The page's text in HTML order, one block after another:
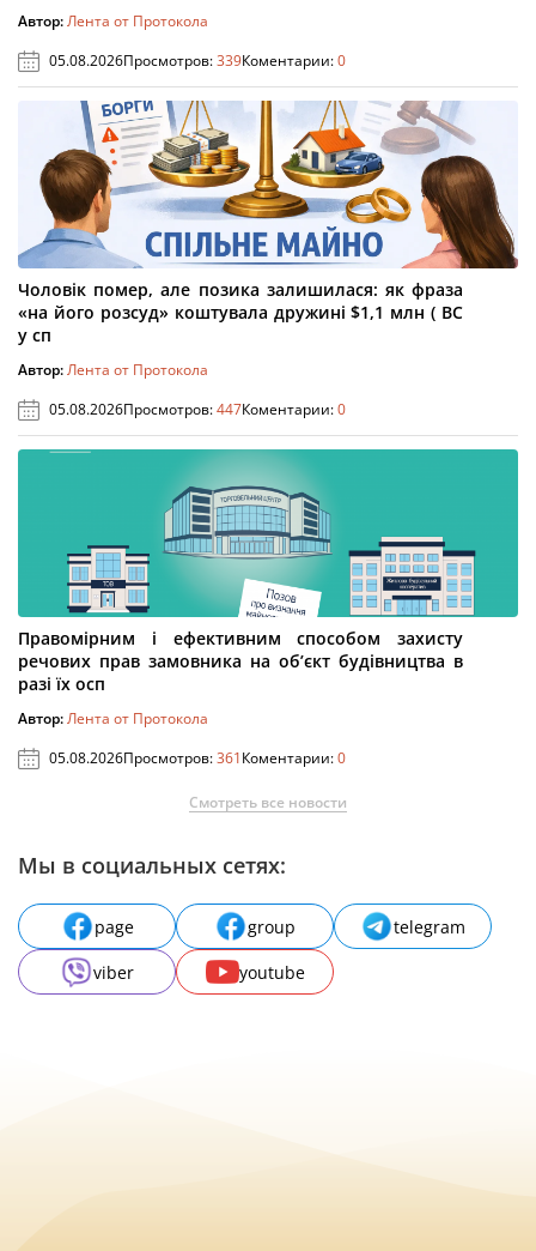
Автор:Лента от Протокола
05.08.2026Просмотров:339Коментарии:0
Чоловік помер, але позика залишилася: як фраза
«на його розсуд» коштувала дружині $1,1 млн ( ВС
у сп
Автор:Лента от Протокола
05.08.2026Просмотров:447Коментарии:0
Правомірним і ефективним способом захисту
речових прав замовника на об’єкт будівництва в
разі їх осп
Автор:Лента от Протокола
05.08.2026Просмотров:361Коментарии:0
Смотреть все новости
Мы в социальных сетях:
page group
telegram
viber
youtube